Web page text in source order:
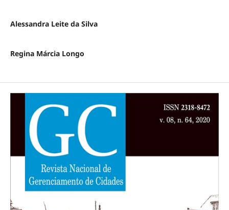
Alessandra Leite da Silva
Regina Márcia Longo